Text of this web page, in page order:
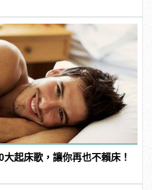
起床歌，讓你再也不賴床！